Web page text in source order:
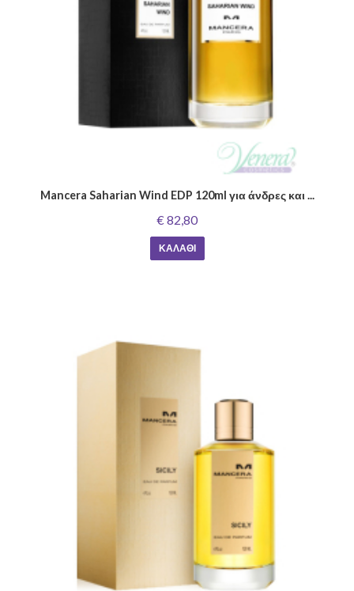
Mancera Saharian Wind EDP 120ml για άνδρες και ...
€ 82,80
ΚΑΛΆΘΙ